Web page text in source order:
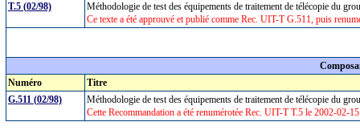
T.5 (02/98)
Méthodologie de test des équipements de traitement de télécopie du
Ce texte a été approuvé et publié comme Rec. UIT-T G.511, puis
Numéro
Titre
G.511 (02/98)
Méthodologie de test des équipements de traitement de télécopie du
Cette Recommandation a été renumérotée Rec. UIT-T T.5 le 2002-02-